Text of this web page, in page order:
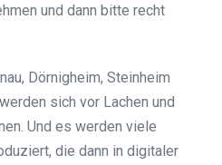
und dann bitte recht
Dörnigheim, Steinheim
sich vor Lachen und
Und es werden viele
die dann in digitaler